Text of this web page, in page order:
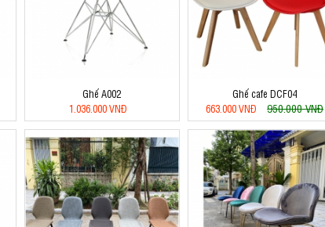
Ghế A002
1.036.000 VNĐ
Ghế cafe DCF04
663.000 VNĐ
950.000 VNĐ